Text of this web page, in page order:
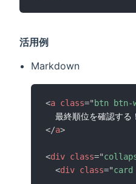
活用例
Markdown
<a class=" btn btn-
</a>
<div class="
<div class="card